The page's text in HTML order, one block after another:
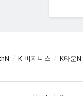
K-비지니스 K타운N